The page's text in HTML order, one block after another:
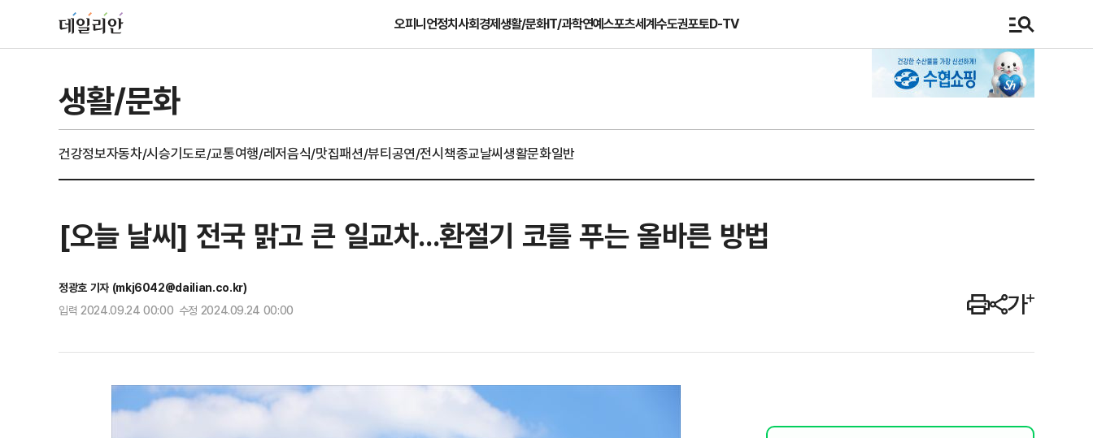
오피니언정치사회경제생활/문화IT/과학연예스포츠세계수도권포토D-TV
생활/문화
건강정보자동차/시승기도로/교통여행/레저음식/맛집패션/뷰티공연/전시책종교날씨생활문화일반
[오늘 날씨] 전국 맑고 큰 일교차...환절기 코를 푸는 올바른 방법
정광호 기자 (mkj6042@dailian.co.kr)
입력 2024.09.24 00:00 수정 2024.09.24 00:00